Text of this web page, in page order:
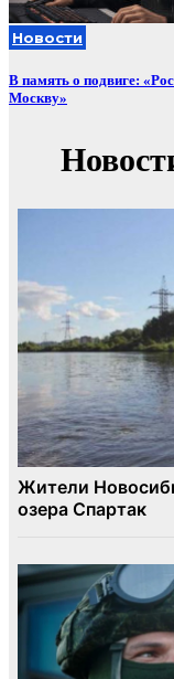
Новости
В память о подвиге:
Москву»